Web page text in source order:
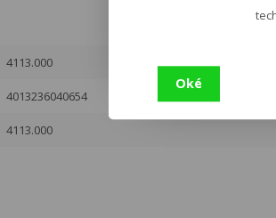
4113.000
4013236040654
4113.000
Oké